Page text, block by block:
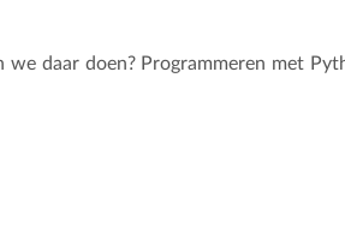
daar doen? Programmeren met